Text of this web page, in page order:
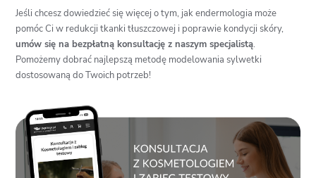
Jeśli chcesz dowiedzieć się więcej o tym, jak endermologia może
pomóc Ci w redukcji tkanki tłuszczowej i poprawie kondycji skóry,
umów się na bezpłatną konsultację z naszym specjalistą.
Pomożemy dobrać najlepszą metodę modelowania sylwetki
dostosowaną do Twoich potrzeb!